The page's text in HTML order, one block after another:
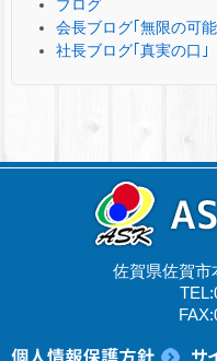
ブログ
会長ブログ｢無限の可
社長ブログ｢真実の口｣
佐賀県佐賀市